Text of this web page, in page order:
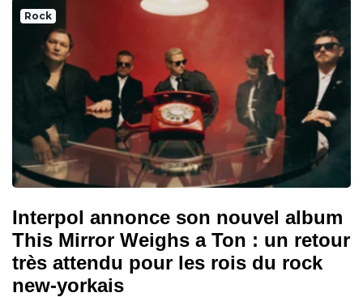
Rock
Interpol annonce son nouvel album
This Mirror Weighs a Ton : un retour
très attendu pour les rois du rock
new-yorkais